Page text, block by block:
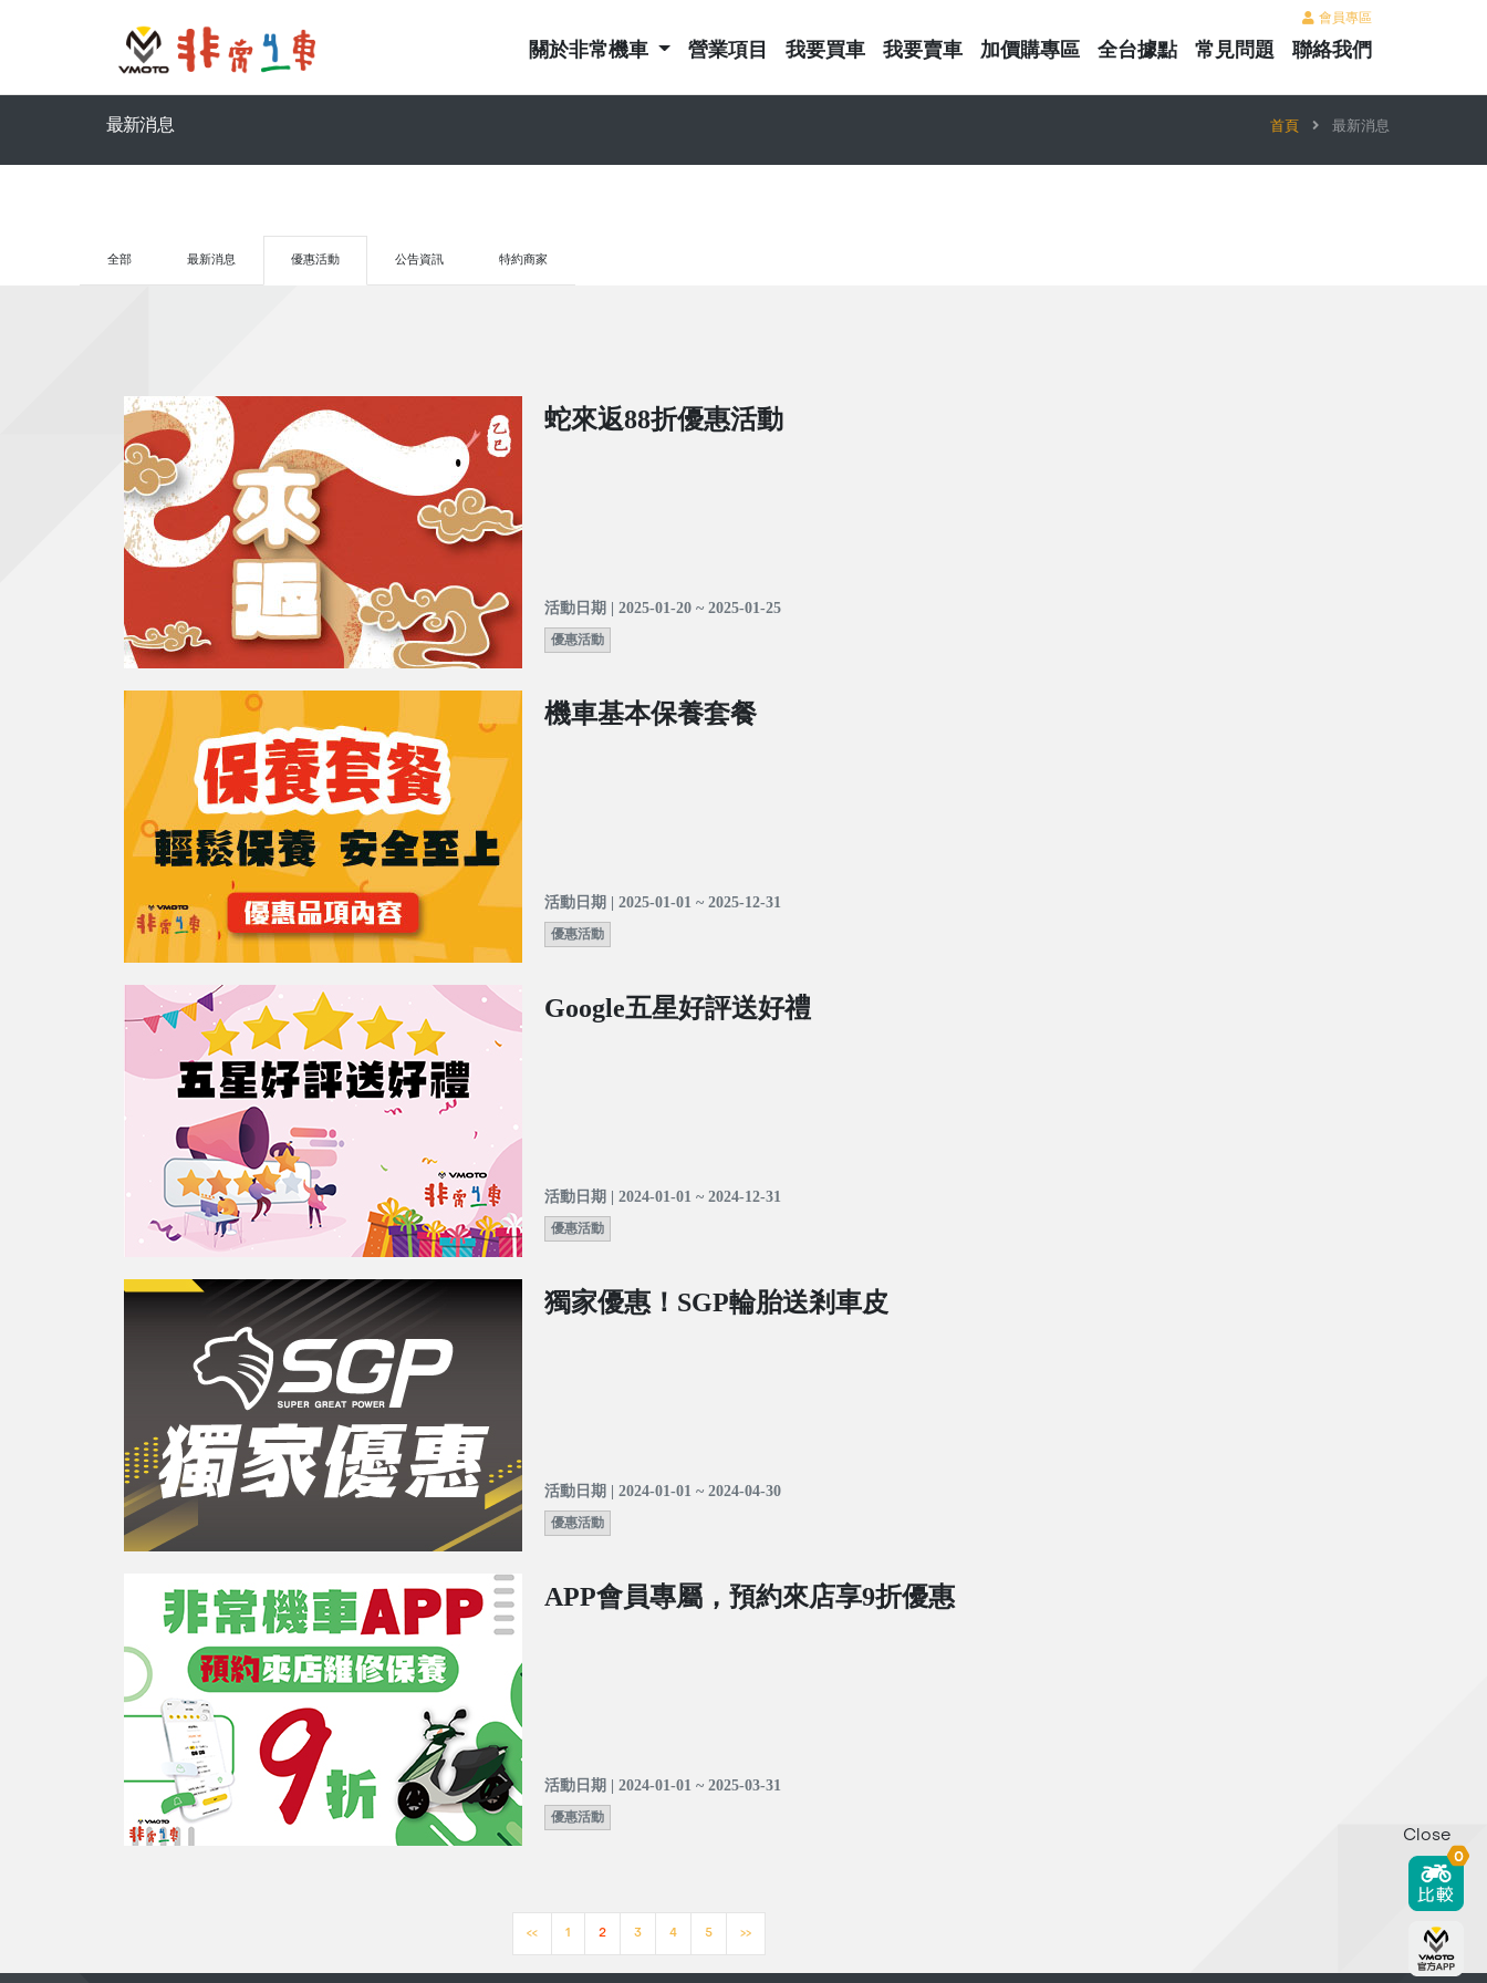
會員專區
關於非常機車 營業項目 我要買車 我要賣車 加價購專區 全台據點 常見問題 聯絡我們
最新消息 首頁 最新消息
全部 最新消息 優惠活動 公告資訊 特約商家
蛇來返88折優惠活動
活動日期 | 2025-01-20 ~ 2025-01-25
優惠活動
機車基本保養套餐
活動日期 | 2025-01-01 ~ 2025-12-31
優惠活動
Google五星好評送好禮
活動日期 | 2024-01-01 ~ 2024-12-31
優惠活動
獨家優惠！SGP輪胎送剎車皮
活動日期 | 2024-01-01 ~ 2024-04-30
優惠活動
APP會員專屬，預約來店享9折優惠
活動日期 | 2024-01-01 ~ 2025-03-31
優惠活動
<< 1 2 3 4 5 >>
Close
0